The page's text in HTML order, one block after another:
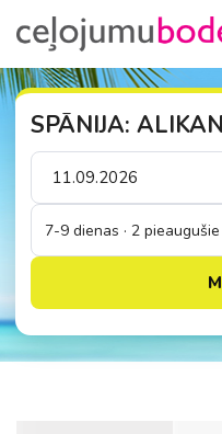
SPĀNIJA:
7-9 dienas · 2